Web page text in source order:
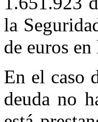
la
de euros
En el caso
deuda no